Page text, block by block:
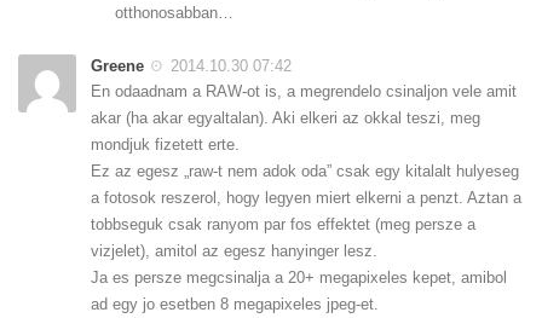
otthonosabban…
Greene
2014.10.30 07:42
En odaadnam a RAW-ot is, a megrendelo csinaljon vele amit
akar (ha akar egyaltalan). Aki elkeri az okkal teszi, meg
mondjuk fizetett erte.
Ez az egesz „raw-t nem adok oda” csak egy kitalalt hulyeseg
a fotosok reszerol, hogy legyen miert elkerni a penzt. Aztan a
tobbseguk csak ranyom par fos effektet (meg persze a
vizjelet), amitol az egesz hanyinger lesz.
Ja es persze megcsinalja a 20+ megapixeles kepet, amibol
ad egy jo esetben 8 megapixeles jpeg-et.